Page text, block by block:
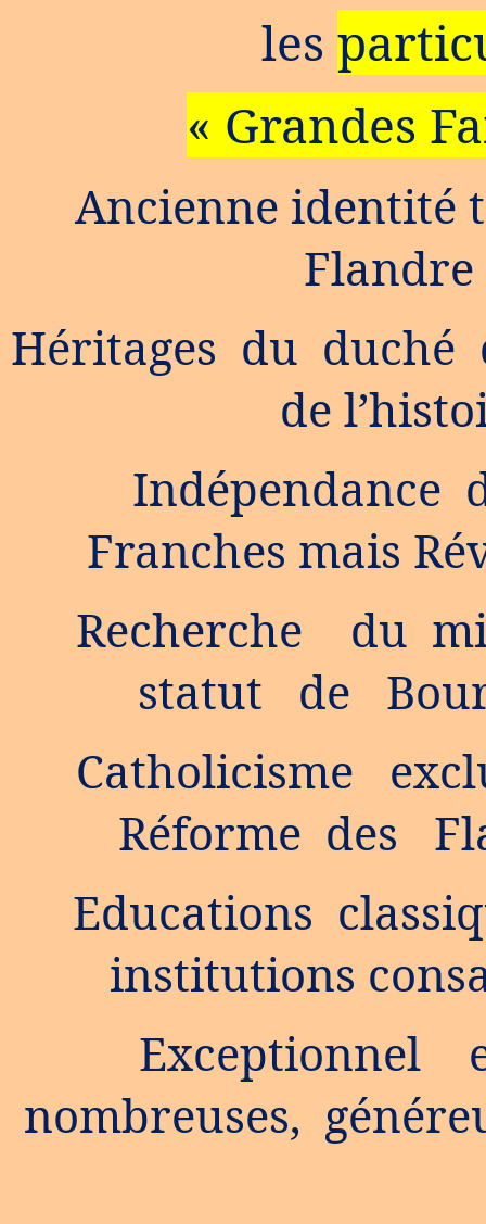
les
« Grandes
Ancienne identité
Héritages du duché
de
Indépendance
Franches mais
Recherche du
statut de
Catholicisme
Réforme des
Educations
institutions
nombreuses,